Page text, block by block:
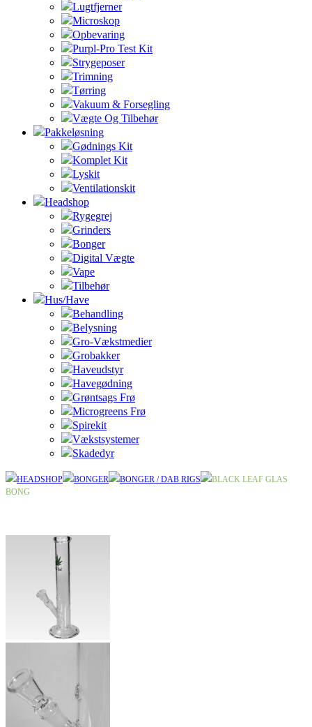
Lugtfjerner
Microskop
Opbevaring
Purpl-Pro Test Kit
Strygeposer
Trimning
Tørring
Vakuum & Forsegling
Vægte Og Tilbehør
Pakkeløsning
Gødnings Kit
Komplet Kit
Lyskit
Ventilationskit
Headshop
Rygegrej
Grinders
Bonger
Digital Vægte
Vape
Tilbehør
Hus/Have
Behandling
Belysning
Gro-Vækstmedier
Grobakker
Haveudstyr
Havegødning
Grøntsags Frø
Microgreens Frø
Spirekit
Vækstsystemer
Skadedyr
HEADSHOP BONGER BONGER / DAB RIGS
BLACK LEAF GLAS
BONG